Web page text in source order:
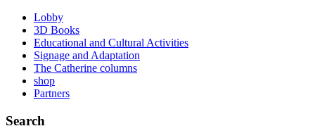
Lobby
3D Books
Educational and Cultural Activities
Signage and Adaptation
The Catherine columns
shop
Partners
Search